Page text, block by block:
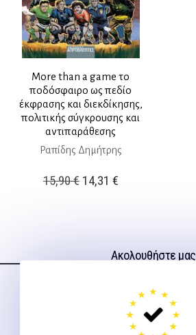
More than a game το
ποδόσφαιρο ως πεδίο
έκφρασης και διεκδίκησης,
πολιτικής σύγκρουσης και
αντιπαράθεσης
Ραπίδης Δημήτρης
15,90€ Original
14,31 €Η
14,31 €.
Ακολουθήστε μας